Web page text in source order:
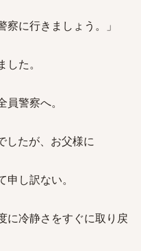
察に行きましょう。」
た。
警察へ。
したが、お父様に
申し訳ない。
に冷静さをすぐに取り戻